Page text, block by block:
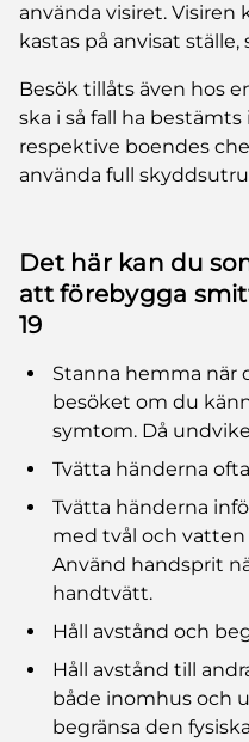
använda visiret.
kastas på anvisat ställe,
Besök tillåts även hos
ska i så fall ha
respektive boendes
använda full
Det här kan du
att förebygga
19
Stanna hemma när
besöket om du
symtom. Då
Tvätta händerna ofta
Tvätta händerna
med tvål och
Använd handsprit
handtvätt.
Håll avstånd och
Håll avstånd till
både inomhus och
begränsa den